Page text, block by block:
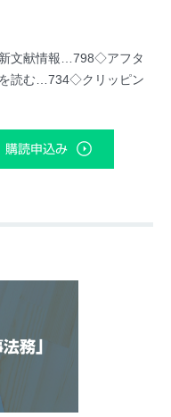
文献情報…798◇アフタ
読む…734◇クリッピン
購読申込み
務」